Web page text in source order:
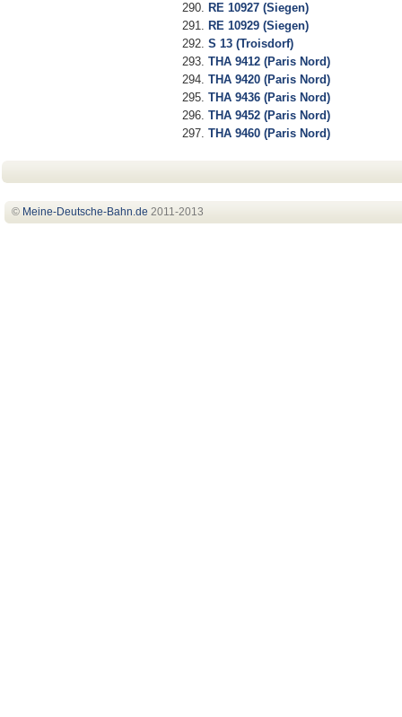
RE 10927 (Siegen)
RE 10929 (Siegen)
S 13 (Troisdorf)
THA 9412 (Paris Nord)
THA 9420 (Paris Nord)
THA 9436 (Paris Nord)
THA 9452 (Paris Nord)
THA 9460 (Paris Nord)
© Meine-Deutsche-Bahn.de 2011-2013